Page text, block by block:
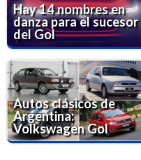
Hay 14 nombres en
danza para el sucesor
del Gol
Autos clásicos de
Argentina:
Volkswagen Gol